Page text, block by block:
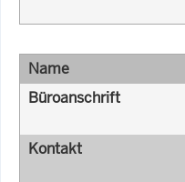
Name
Büroanschrift
Kontakt